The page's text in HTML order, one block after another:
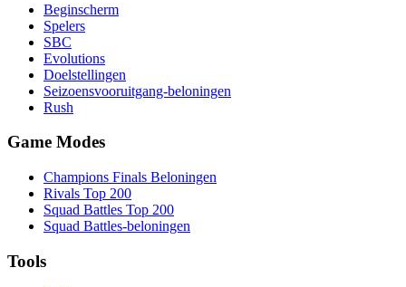
Beginscherm
Spelers
SBC
Evolutions
Doelstellingen
Seizoensvooruitgang-beloningen
Rush
Game Modes
Champions Finals Beloningen
Rivals Top 200
Squad Battles Top 200
Squad Battles-beloningen
Tools